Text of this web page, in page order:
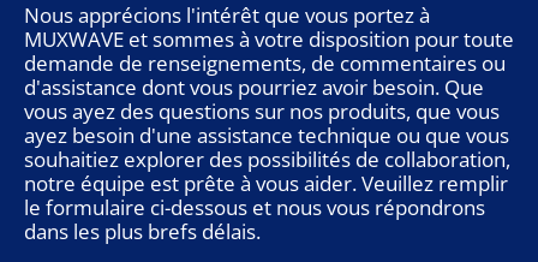
Nous apprécions l'intérêt que vous portez à
MUXWAVE et sommes à votre disposition pour toute
demande de renseignements, de commentaires ou
d'assistance dont vous pourriez avoir besoin. Que
vous ayez des questions sur nos produits, que vous
ayez besoin d'une assistance technique ou que vous
souhaitiez explorer des possibilités de collaboration,
notre équipe est prête à vous aider. Veuillez remplir
le formulaire ci-dessous et nous vous répondrons
dans les plus brefs délais.